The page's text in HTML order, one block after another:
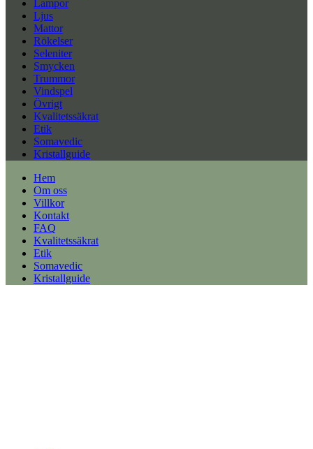
Lampor
Ljus
Mattor
Rökelser
Seleniter
Smycken
Trummor
Vindspel
Övrigt
Kvalitetssäkrat
Etik
Somavedic
Kristallguide
Hem
Om oss
Villkor
Kontakt
FAQ
Kvalitetssäkrat
Etik
Somavedic
Kristallguide